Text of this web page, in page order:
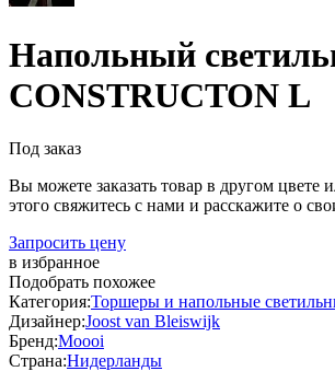
Напольный
CONSTRUCTON L
Под заказ
Вы можете заказать товар в другом цвете
этого свяжитесь с нами и расскажите о
Запросить цену
в избранное
Подобрать похожее
Категория:Торшеры и напольные
Дизайнер:Joost van Bleiswijk
Бренд:Moooi
Страна:Нидерланды